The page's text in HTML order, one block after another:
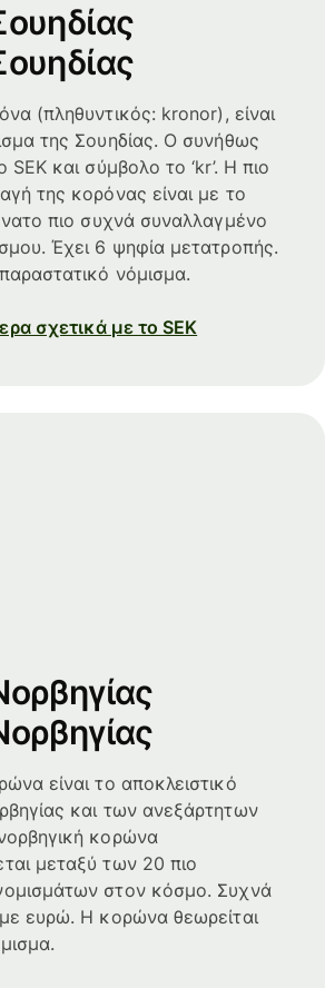
(πληθυντικός: kronor), είναι
της Σουηδίας. Ο συνήθως
SEK και σύμβολο το ‘kr’. Η πιο
της κορόνας είναι με το
πιο συχνά συναλλαγμένο
Έχει 6 ψηφία μετατροπής.
νόμισμα.
σχετικά με το SEK
είναι το αποκλειστικό
και των ανεξάρτητων
κορώνα
μεταξύ των 20 πιο
στον κόσμο. Συχνά
ευρώ. Η κορώνα θεωρείται